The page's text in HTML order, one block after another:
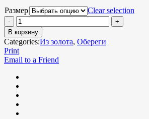
Размер Clear selection
В корзину
Categories:Из золота, Обереги
Print
Email to a Friend